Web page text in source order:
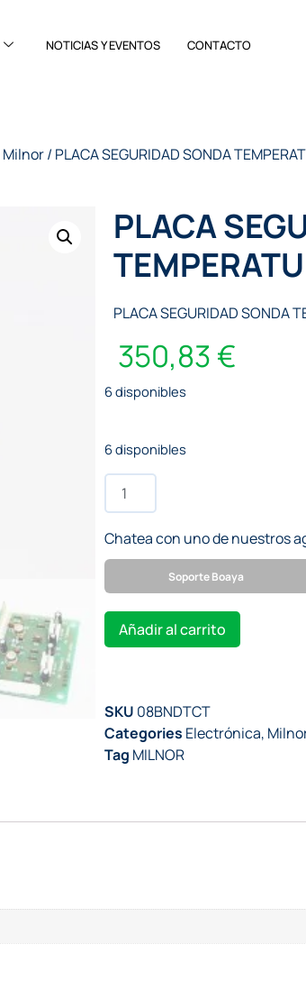
NOTICIAS Y EVENTOS CONTACTO
Milnor/ PLACA SEGURIDAD SONDA
PLACA
PLACA SEGURIDAD SONDA
350,83 €
6 disponibles
6 disponibles
Chatea con uno de nuestros
Soporte Boaya
Añadir al carrito
SKU 08BNDTCT
Categories Electrónica,
Tag MILNOR